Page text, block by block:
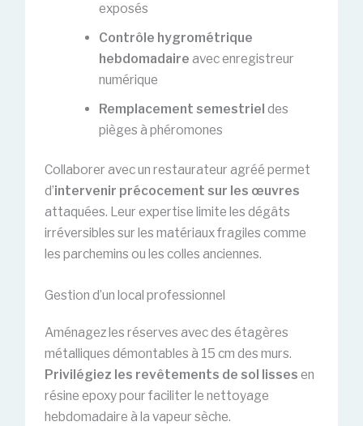
exposés
Contrôle hygrométrique
hebdomadaire avec enregistreur
numérique
Remplacement semestriel des
pièges à phéromones
Collaborer avec un restaurateur agréé permet
d’intervenir précocement sur les œuvres
attaquées. Leur expertise limite les dégâts
irréversibles sur les matériaux fragiles comme
les parchemins ou les colles anciennes.
Gestion d’un local professionnel
Aménagez les réserves avec des étagères
métalliques démontables à 15 cm des murs.
Privilégiez les revêtements de sol lisses en
résine epoxy pour faciliter le nettoyage
hebdomadaire à la vapeur sèche.